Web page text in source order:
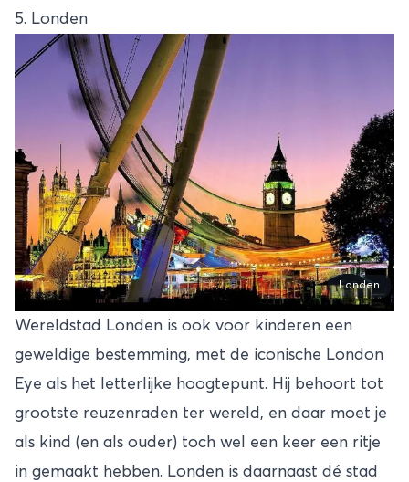
5. Londen
Londen
Wereldstad Londen is ook voor kinderen een
geweldige bestemming, met de iconische London
Eye als het letterlijke hoogtepunt. Hij behoort tot
grootste reuzenraden ter wereld, en daar moet je
als kind (en als ouder) toch wel een keer een ritje
in gemaakt hebben. Londen is daarnaast dé stad